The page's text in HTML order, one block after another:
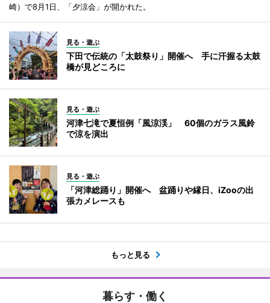
崎）で8月1日、「夕涼会」が開かれた。
見る・遊ぶ
下田で伝統の「太鼓祭り」開催へ 手に汗握る太鼓
橋が見どころに
見る・遊ぶ
河津七滝で夏恒例「風涼渓」 60個のガラス風鈴
で涼を演出
見る・遊ぶ
「河津総踊り」開催へ 盆踊りや縁日、iZooの出
張カメレースも
もっと見る
暮らす・働く